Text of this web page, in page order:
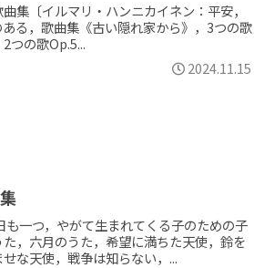
集〔イルマリ・ハンニカイネン：平安，
る，歌曲集《古い隠れ家から》，3つの歌
つの歌Op.5...
2024.11.15
一つ，やがて生まれてくる子のための子
，六月のうた，希望に満ちた天使，鈴を
な天使，戦争は知らない，...